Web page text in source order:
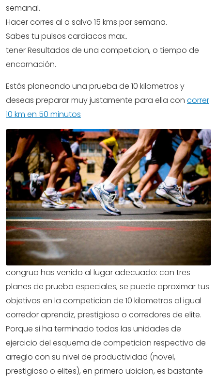
semanal.
Hacer corres al a salvo 15 kms por semana.
Sabes tu pulsos cardiacos max..
tener Resultados de una competicion, o tiempo de
encarnación.
Estás planeando una prueba de 10 kilometros y
deseas preparar muy justamente para ella con correr
10 km en 50 minutos
congruo has venido al lugar adecuado: con tres
planes de prueba especiales, se puede aproximar tus
objetivos en la competicion de 10 kilometros al igual
corredor aprendiz, prestigioso o corredores de elite.
Porque si ha terminado todas las unidades de
ejercicio del esquema de competicion respectivo de
arreglo con su nivel de productividad (novel,
prestigioso o elites), en primero ubicion, es bastante